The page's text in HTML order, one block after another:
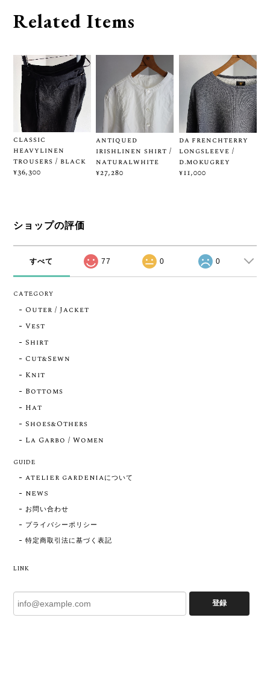
Related Items
classic
heavylinen
trousers / black
¥36,300
antiqued
irishlinen shirt /
naturalwhite
¥27,280
da frenchterry
longsleeve /
d.mokugrey
¥11,000
ショップの評価
すべて 77 0 0
CATEGORY
Outer / Jacket
Vest
Shirt
Cut&Sewn
Knit
Bottoms
Hat
Shoes&Others
La Garbo / Women
GUIDE
ATELIER GARDENIAについて
NEWS
お問い合わせ
プライバシーポリシー
特定商取引法に基づく表記
LINK
登録